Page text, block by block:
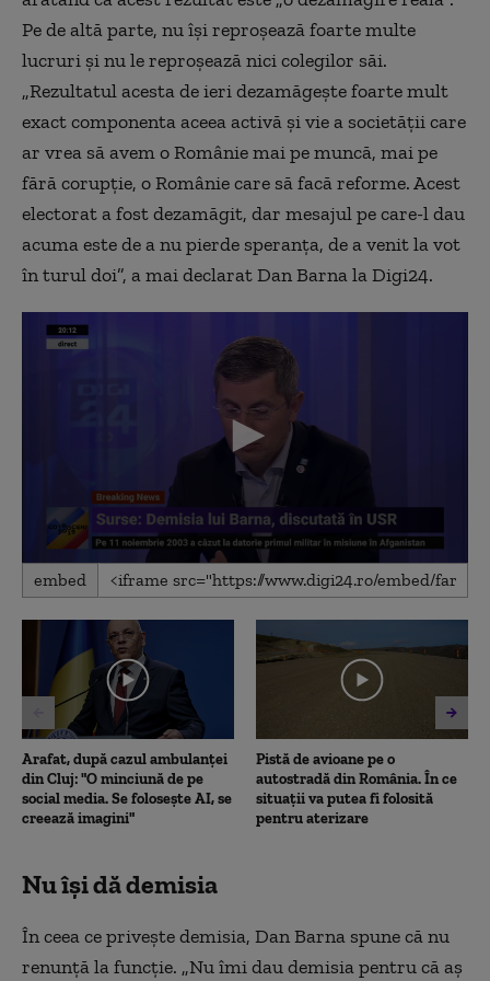
Pe de altă parte, nu îşi reproşează foarte multe
lucruri şi nu le reproşează nici colegilor săi.
„Rezultatul acesta de ieri dezamăgeşte foarte mult
exact componenta aceea activă şi vie a societăţii care
ar vrea să avem o Românie mai pe muncă, mai pe
fără corupţie, o Românie care să facă reforme. Acest
electorat a fost dezamăgit, dar mesajul pe care-l dau
acuma este de a nu pierde speranţa, de a venit la vot
în turul doi”, a mai declarat Dan Barna la Digi24.
0
seconds
8
minutes,
seconds
embed
Arafat, după cazul ambulanței
din Cluj: "O minciună de pe
social media. Se folosește AI, se
creează imagini"
Pistă de avioane pe o
autostradă din România. În ce
situații va putea fi folosită
pentru aterizare
Nu își dă demisia
În ceea ce priveşte demisia, Dan Barna spune că nu
renunţă la funcţie. „Nu îmi dau demisia pentru că aş